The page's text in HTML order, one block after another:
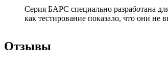
Серия БАРС специально разработана
как тестирование показало, что они
Отзывы